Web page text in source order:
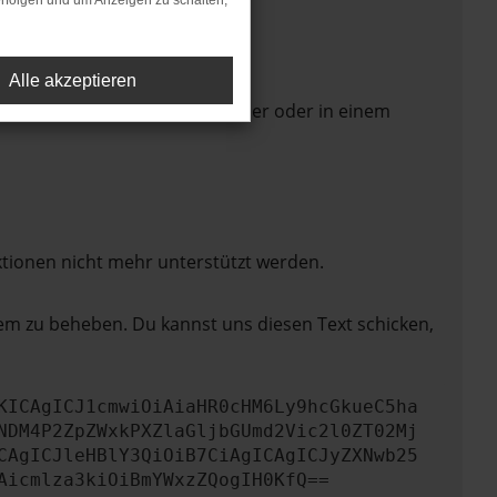
in einem anderen Browser oder in einem
nicht mehr unterstützt werden.
zu beheben. Du kannst uns diesen Text schicken,
Alle akzeptieren